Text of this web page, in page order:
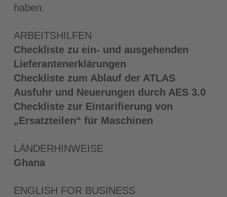
haben.
ARBEITSHILFEN
Checkliste zu ein- und ausgehenden
Lieferantenerklärungen
Checkliste zum Ablauf der ATLAS
Ausfuhr und Neuerungen durch AES 3.0
Checkliste zur Eintarifierung von
„Ersatzteilen“ für Maschinen
LÄNDERHINWEISE
Ghana
ENGLISH FOR BUSINESS